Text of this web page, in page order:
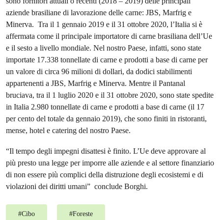
aziende brasiliane di lavorazione delle carne: JBS, Marfrig e
Minerva. Tra il 1 gennaio 2019 e il 31 ottobre 2020, l’Italia si è
affermata come il principale importatore di carne brasiliana dell’Ue
e il sesto a livello mondiale. Nel nostro Paese, infatti, sono state
importate 17.338 tonnellate di carne e prodotti a base di carne per
un valore di circa 96 milioni di dollari, da dodici stabilimenti
appartenenti a JBS, Marfrig e Minerva. Mentre il Pantanal
bruciava, tra il 1 luglio 2020 e il 31 ottobre 2020, sono state spedite
in Italia 2.980 tonnellate di carne e prodotti a base di carne (il 17
per cento del totale da gennaio 2019), che sono finiti in ristoranti,
mense, hotel e catering del nostro Paese.
“Il tempo degli impegni disattesi è finito. L’Ue deve approvare al
più presto una legge per imporre alle aziende e al settore finanziario
di non essere più complici della distruzione degli ecosistemi e di
violazioni dei diritti umani” conclude Borghi.
#Cibo #Foreste